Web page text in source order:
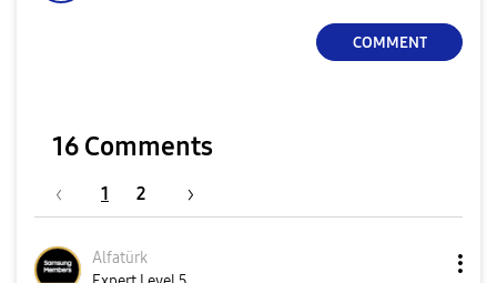
COMMENT
16 Comments
1 2
Alfatürk